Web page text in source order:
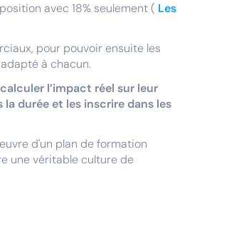
avec 18% seulement ( Les
pour pouvoir ensuite les
à chacun.
l’impact réel sur leur
durée et les inscrire dans les
d'un plan de formation
une véritable culture de